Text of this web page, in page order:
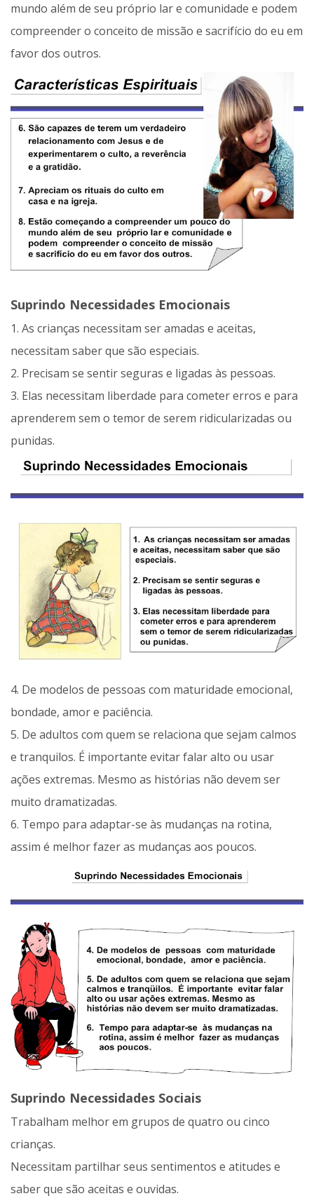
mundo além de seu próprio lar e comunidade e podem
compreender o conceito de missão e sacrifício do eu em
favor dos outros.
Suprindo Necessidades Emocionais
1. As crianças necessitam ser amadas e aceitas,
necessitam saber que são especiais.
2. Precisam se sentir seguras e ligadas às pessoas.
3. Elas necessitam liberdade para cometer erros e para
aprenderem sem o temor de serem ridicularizadas ou
punidas.
4. De modelos de pessoas com maturidade emocional,
bondade, amor e paciência.
5. De adultos com quem se relaciona que sejam calmos
e tranquilos. É importante evitar falar alto ou usar
ações extremas. Mesmo as histórias não devem ser
muito dramatizadas.
6. Tempo para adaptar-se às mudanças na rotina,
assim é melhor fazer as mudanças aos poucos.
Suprindo Necessidades Sociais
Trabalham melhor em grupos de quatro ou cinco
crianças.
Necessitam partilhar seus sentimentos e atitudes e
saber que são aceitas e ouvidas.